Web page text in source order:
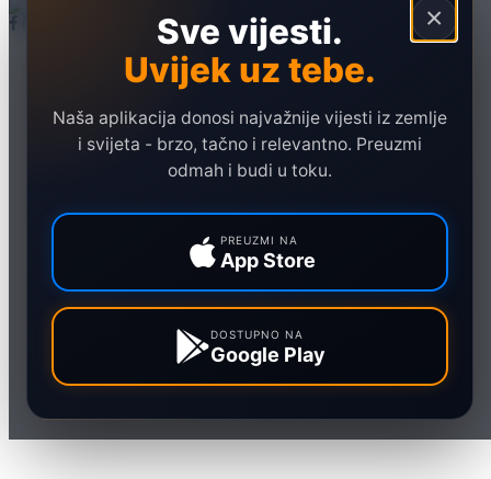
×
Sve vijesti.
Uvijek uz tebe.
Naša aplikacija donosi najvažnije vijesti iz zemlje
i svijeta - brzo, tačno i relevantno. Preuzmi
odmah i budi u toku.
PREUZMI NA
App Store
DOSTUPNO NA
Google Play
Društvo
Hronika
Sport